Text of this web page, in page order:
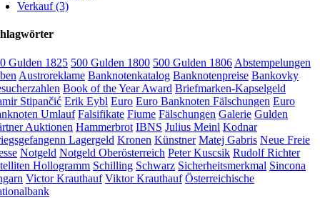
Verkauf (3)
Gulden 1825 500 Gulden 1800 500 Gulden 1806 Abstempelungen
Austroreklame Banknotenkatalog Banknotenpreise Bankovky
Book of the Year Award Briefmarken-Kapselgeld
Stipančić Erik Eybl Euro Euro Banknoten Fälschungen Euro
Umlauf Falsifikate Fiume Fälschungen Galerie Gulden
Auktionen Hammerbrot IBNS Julius Meinl Kodnar
Lagergeld Kronen Künstner Matej Gabris Neue Freie
Notgeld Notgeld Oberösterreich Peter Kuscsik Rudolf Richter
Hollogramm Schilling Schwarz Sicherheitsmerkmal Sincona
Victor Krauthauf Viktor Krauthauf Österreichische